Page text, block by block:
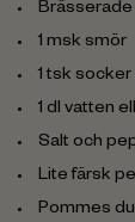
1 msk smör
1 tsk
1 dl vatten
Salt och
Lite färsk
Pommes